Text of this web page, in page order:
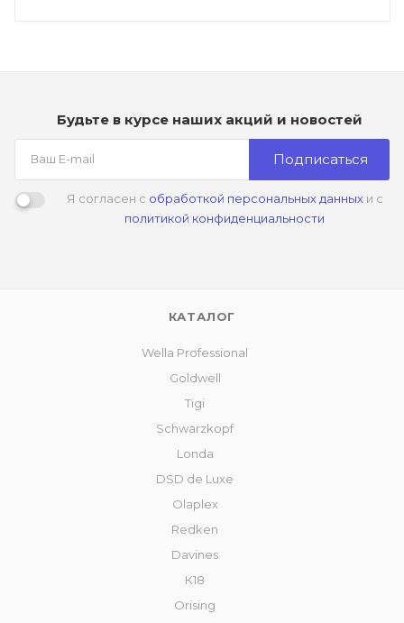
Будьте в курсе наших акций и новостей
Подписаться
Я согласен с обработкой персональных данныхи с
политикой конфиденциальности
КАТАЛОГ
Wella Professional
Goldwell
Tigi
Schwarzkopf
Londa
DSD de Luxe
Olaplex
Redken
Davines
К18
Orising